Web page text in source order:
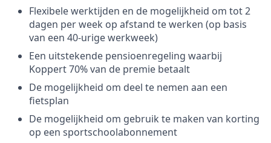
Flexibele werktijden en de mogelijkheid om tot 2
dagen per week op afstand te werken (op basis
van een 40-urige werkweek)
Een uitstekende pensioenregeling waarbij
Koppert 70% van de premie betaalt
De mogelijkheid om deel te nemen aan een
fietsplan
De mogelijkheid om gebruik te maken van korting
op een sportschoolabonnement